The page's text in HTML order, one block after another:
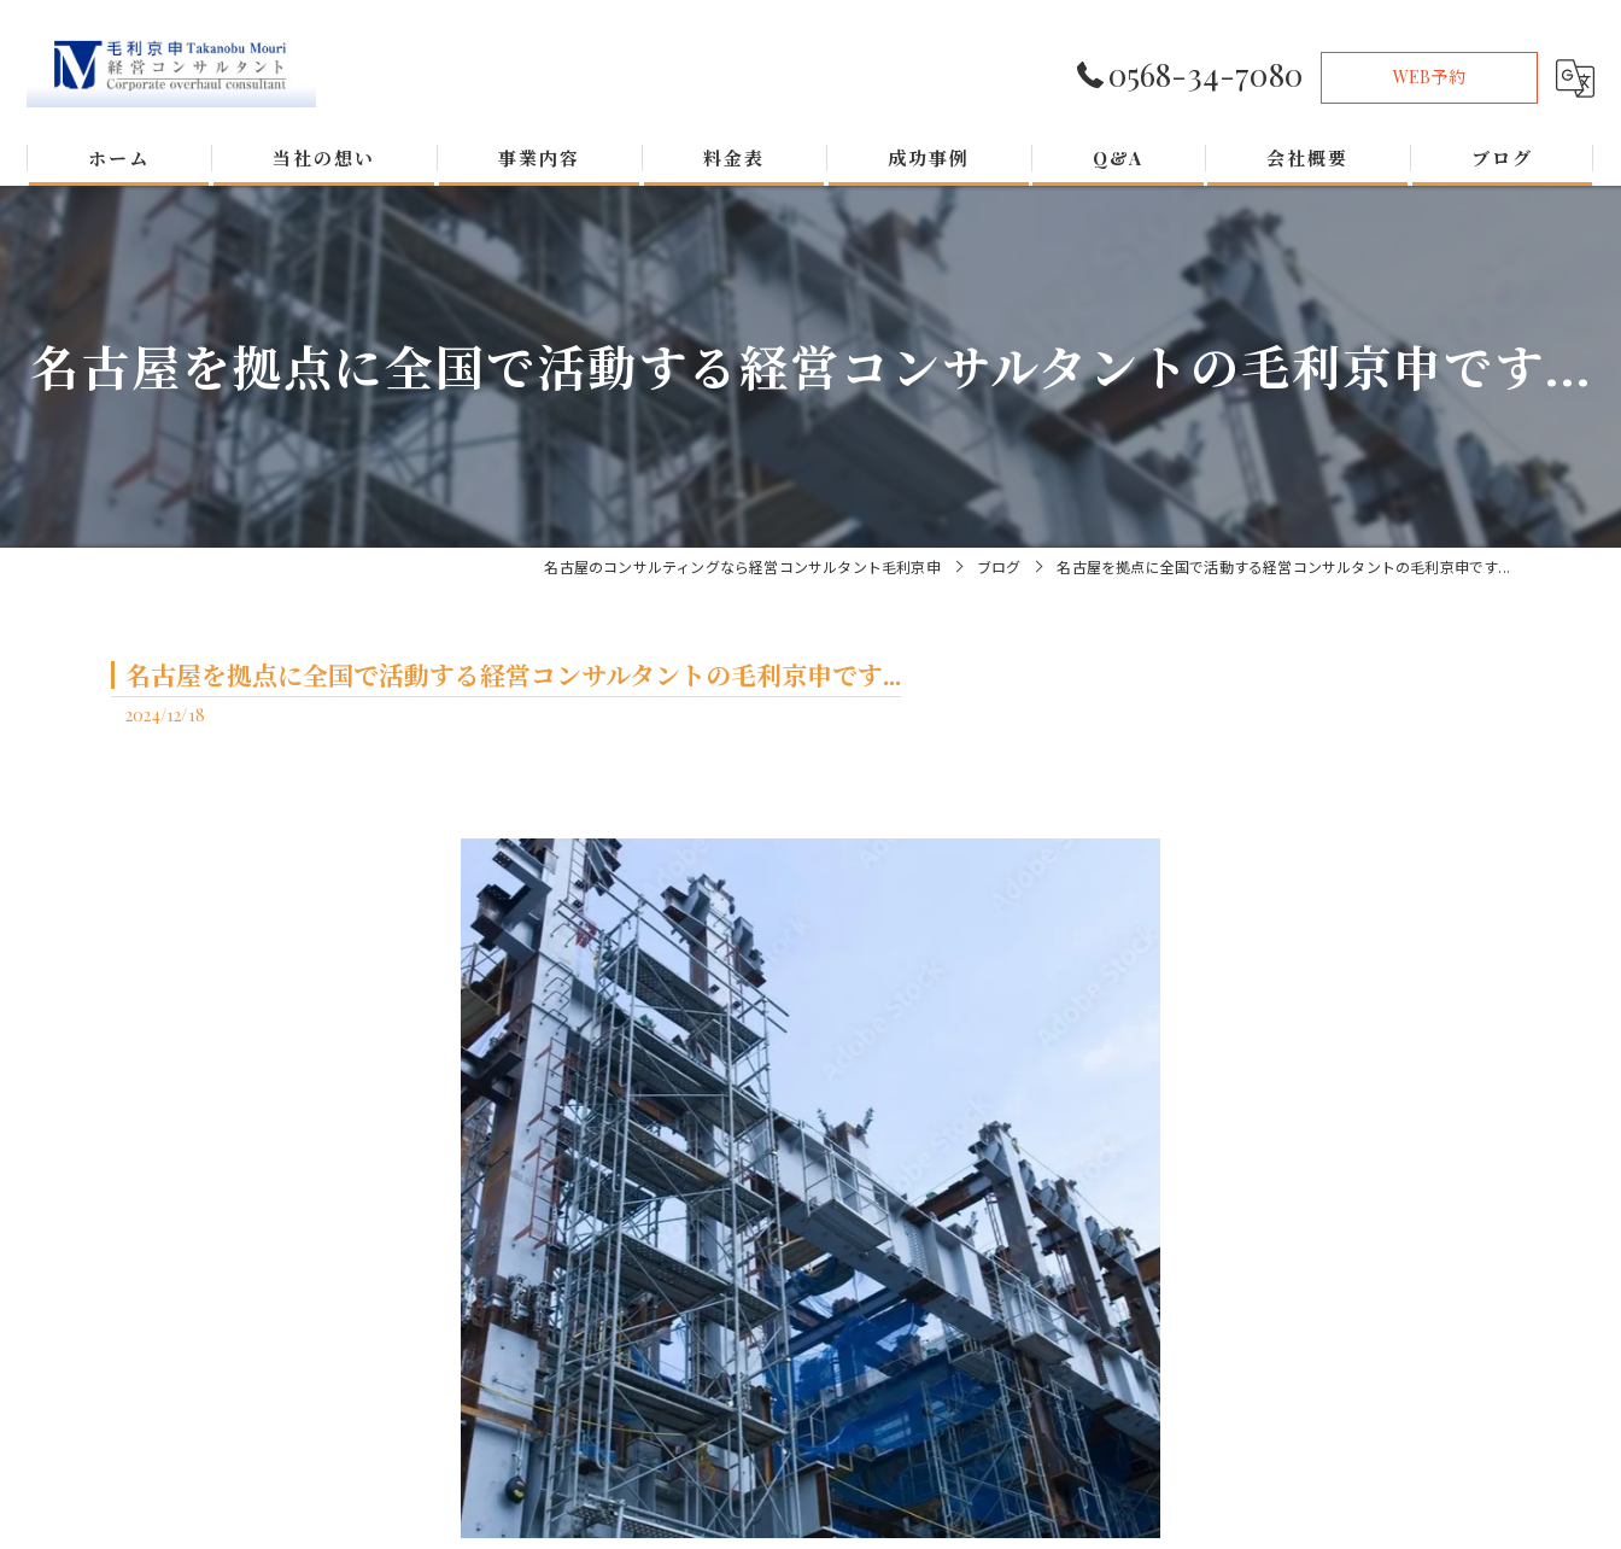
0568-34-7080 WEB予約
ホーム 当社の想い 事業内容 料金表 成功事例 Q&A 会社概要 ブログ
名古屋を拠点に全国で活動する経営コンサルタントの毛利京申です...
名古屋のコンサルティングなら経営コンサルタント毛利京申 ブログ 名古屋を拠点に全国で活動する経営コンサルタントの毛利京申です...
名古屋を拠点に全国で活動する経営コンサルタントの毛利京申です...
2024/12/18